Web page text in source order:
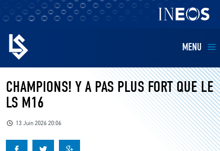
MENU
EQUIPES
BILLETTERIE
CHAMPIONS! Y A PAS PLUS FORT QUE LE
LS M16
13 Juin 2026 20:06